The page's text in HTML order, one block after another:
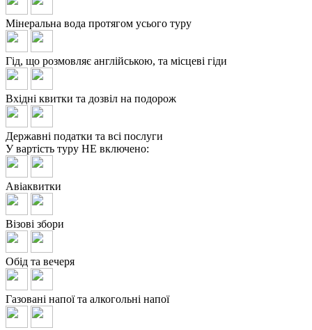
Мінеральна вода протягом усього туру
Гід, що розмовляє англійською, та місцеві гіди
Вхідні квитки та дозвіл на подорож
Державні податки та всі послуги
У вартість туру НЕ включено:
Авіаквитки
Візові збори
Обід та вечеря
Газовані напої та алкогольні напої